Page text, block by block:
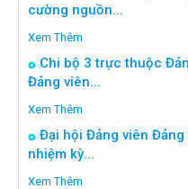
cường nguồn...
Xem Thêm
Chi bộ 3 trực thuộc
Đảng viên...
Xem Thêm
Đại hội Đảng viên Đảng
nhiệm kỳ...
Xem Thêm